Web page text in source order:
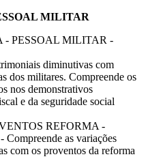
MILITAR
- PESSOAL MILITAR -
diminutivas com
dos militares. Compreende os
nos demonstrativos
e da seguridade social
REFORMA -
as variações
com os proventos da reforma